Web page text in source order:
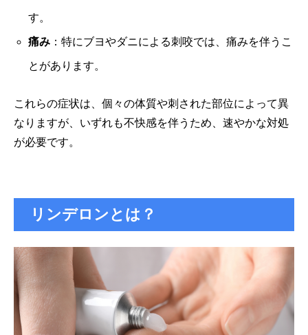
す。
痛み：特にブヨやダニによる刺咬では、痛みを伴うこ
とがあります。
これらの症状は、個々の体質や刺された部位によって異
なりますが、いずれも不快感を伴うため、速やかな対処
が必要です。
リンデロンとは？